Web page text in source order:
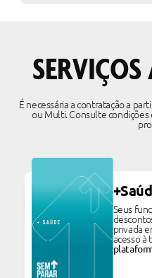
É necessária a contratação a
ou Multi. Consulte condições
Seus
privada
acesso à